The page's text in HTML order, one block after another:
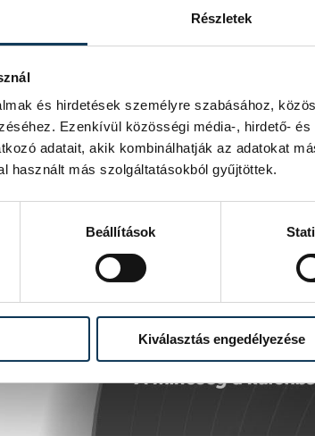
Részletek
és hirdetések személyre szabásához,
Ezenkívül közösségi média-, hirdető-
adatait, akik kombinálhatják az adatokat
használt más szolgáltatásokból gyűjtöttek.
Beállítások
Kiválasztás engedélyezése